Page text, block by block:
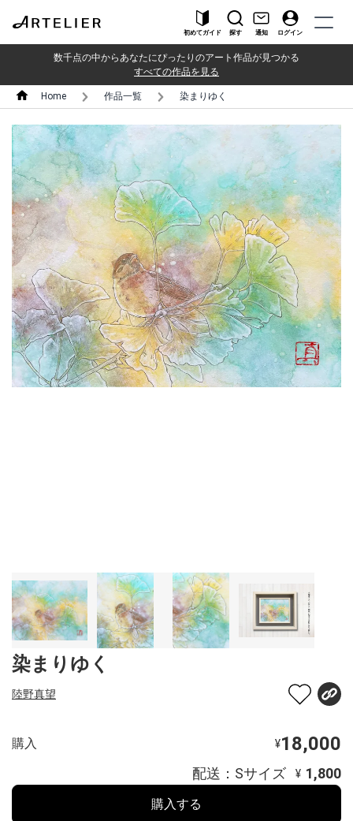
初めてガイド 探す 通知 ログイン
数千点の中からあなたにぴったりのアート作品が見つかる
すべての作品を見る
Home 作品一覧 染まりゆく
染まりゆく
陸野真望
購入 ¥18,000
配送：Sサイズ ¥ 1,800
購入する